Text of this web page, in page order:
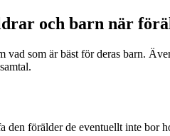
och barn när
som är bäst för deras barn.
den förälder de eventuellt inte bor